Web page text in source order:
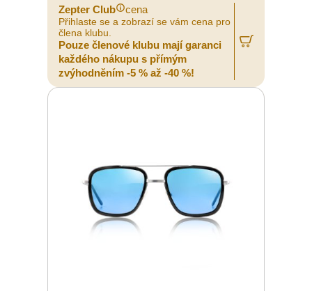
Zepter Club cena
Přihlaste se a zobrazí se vám cena pro
člena klubu.
Pouze členové klubu mají garanci
každého nákupu s přímým
zvýhodněním -5 % až -40 %!